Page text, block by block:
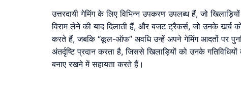
उत्तरदायी गेमिंग के लिए विभिन्न उपकरण उपलब्ध हैं, जो
विराम लेने की याद दिलाती हैं, और बजट ट्रैकर्स, जो उनके
करते हैं, जबकि “कूल-ऑफ” अवधि उन्हें अपने गेमिंग आदतों पर
अंतर्दृष्टि प्रदान करता है, जिससे खिलाड़ियों को उनके
बनाए रखने में सहायता करते हैं।